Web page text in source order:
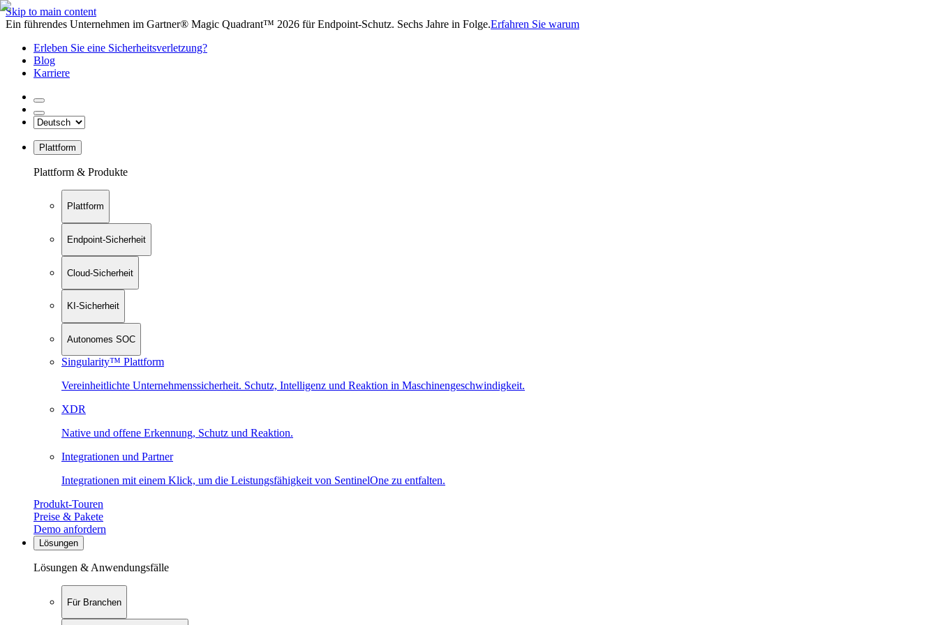
Skip to main content
Ein führendes Unternehmen im Gartner® Magic Quadrant™ 2026 für Endpoint-Schutz. Sechs Jahre in Folge.Erfahren Sie warum
Erleben Sie eine Sicherheitsverletzung?
Blog
Karriere
Plattform
Plattform & Produkte
Plattform
Endpoint-Sicherheit
Cloud-Sicherheit
KI-Sicherheit
Autonomes SOC
Singularity™ Plattform
Vereinheitlichte Unternehmenssicherheit. Schutz, Intelligenz und Reaktion in Maschinen­geschwindigkeit.
XDR
Native und offene Erkennung, Schutz und Reaktion.
Integrationen und Partner
Integrationen mit einem Klick, um die Leistungsfähigkeit von SentinelOne zu entfalten.
Produkt-Touren
Preise & Pakete
Demo anfordern
Lösungen
Lösungen & Anwendungsfälle
Für Branchen